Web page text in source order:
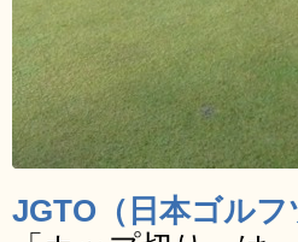
JGTO（日本ゴル